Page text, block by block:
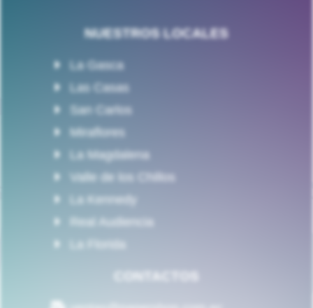
NUESTROS LOCALES
La Gasca
Las Casas
San Carlos
Miraflores
La Magdalena
Valle de los Chillos
La Kennedy
Real Audiencia
La Florida
CONTACTOS